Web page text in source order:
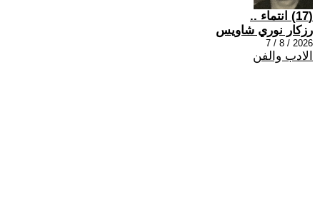
(17) انتماء ..
رزكار نوري شاويس
2026 / 8 / 7
الادب والفن